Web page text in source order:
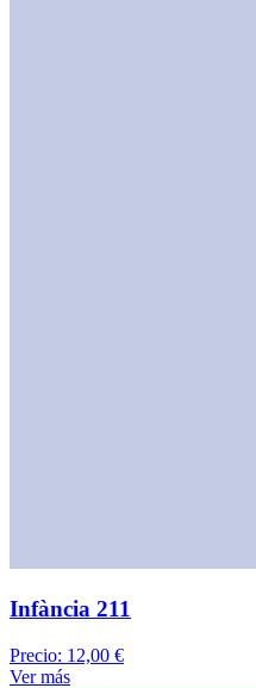
Infància 211
Precio: 12,00 €
Ver más